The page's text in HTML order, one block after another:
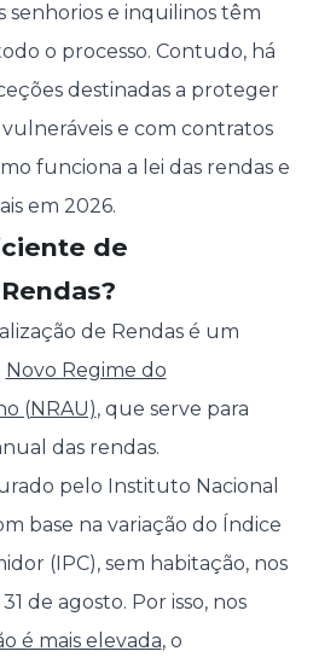
senhorios e inquilinos têm
o processo. Contudo, há
destinadas a proteger
e com contratos
funciona a lei das rendas e
em 2026.
de
de Rendas é um
Novo Regime do
(NRAU), que serve para
das rendas.
pelo Instituto Nacional
base na variação do Índice
(IPC), sem habitação, nos
de agosto. Por isso, nos
é mais elevada, o